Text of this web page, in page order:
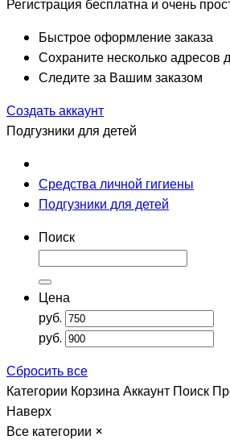
Регистрация бесплатна и очень
Быстрое оформление заказа
Сохраните несколько адресов
Следите за Вашим заказом
Создать аккаунт
Подгузники для детей
Средства личной гигиены
Подгузники для детей
Поиск
Цена
руб.
руб.
Сбросить все
Категории КорзинаАккаунт Поиск
Наверх
Все категории ×